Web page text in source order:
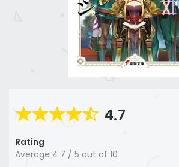
4.7
Rating
Average 4.7 / 5 out of 10